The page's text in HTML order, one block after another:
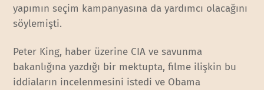
yapımın seçim kampanyasına da yardımcı olacağını
söylemişti.
Peter King, haber üzerine CIA ve savunma
bakanlığına yazdığı bir mektupta, filme ilişkin bu
iddiaların incelenmesini istedi ve Obama